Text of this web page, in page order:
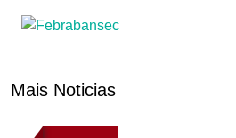
Mais Noticias